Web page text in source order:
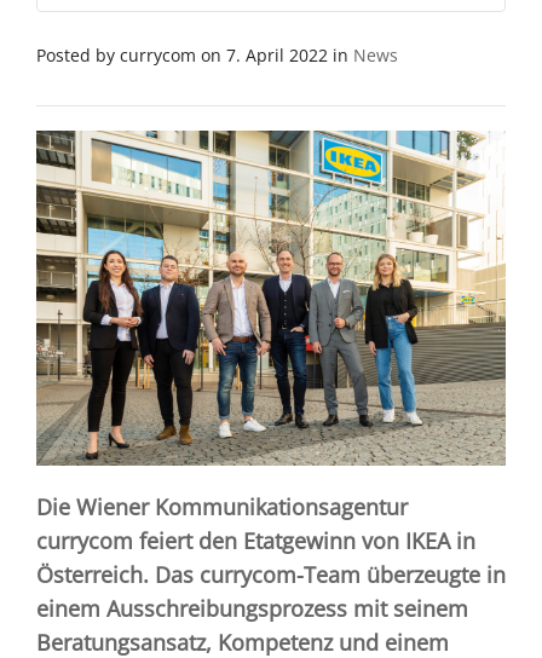
Posted by currycom on 7. April 2022 in News
Die Wiener Kommunikationsagentur
currycom feiert den Etatgewinn von IKEA in
Österreich. Das currycom-Team überzeugte in
einem Ausschreibungsprozess mit seinem
Beratungsansatz, Kompetenz und einem